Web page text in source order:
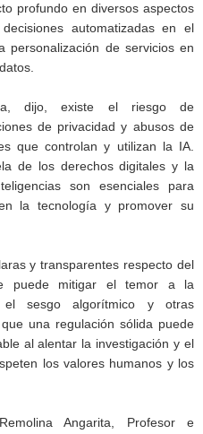
profundo en diversos aspectos
automatizadas en el
personalización de servicios en
dijo, existe el riesgo de
de privacidad y abusos de
que controlan y utilizan la IA.
de los derechos digitales y la
son esenciales para
la tecnología y promover su
y transparentes respecto del
puede mitigar el temor a la
el sesgo algorítmico y otras
una regulación sólida puede
al alentar la investigación y el
los valores humanos y los
Angarita, Profesor e